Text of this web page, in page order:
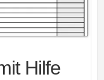
Hilfe